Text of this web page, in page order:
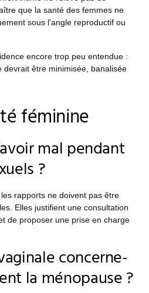
que la santé des femmes ne
sous l’angle reproductif ou
encore trop peu entendue :
être minimisée, banalisée
féminine
mal pendant
?
rapports ne doivent pas être
Elles justifient une consultation
de proposer une prise en charge
concerne-
la ménopause ?